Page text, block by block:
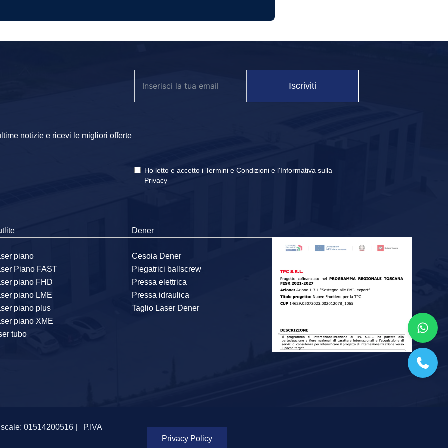
notizie e ricevi le migliori offerte
Iscriviti
Ho letto e accetto iTermini e Condizioni e l'Informativa sulla
Privacy
piano
Piano FAST
piano FHD
piano LME
piano plus
piano XME
tubo
Dener
Cesoia Dener
Piegatrici ballscrew
Pressa elettrica
Pressa idraulica
Taglio Laser Dener
01514200516 |
P.IVA
Privacy Policy